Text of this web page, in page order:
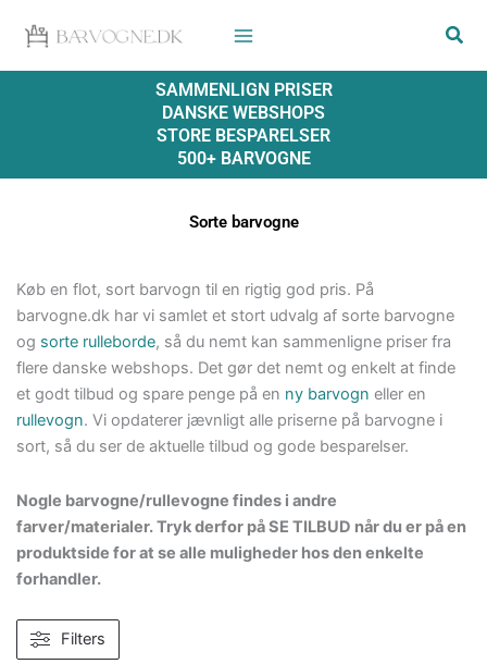
SAMMENLIGN PRISER
DANSKE WEBSHOPS
STORE BESPARELSER
500+ BARVOGNE
Sorte barvogne
Køb en flot, sort barvogn til en rigtig god pris. På
barvogne.dk har vi samlet et stort udvalg af sorte barvogne
og sorte rulleborde, så du nemt kan sammenligne priser fra
flere danske webshops. Det gør det nemt og enkelt at finde
et godt tilbud og spare penge på en ny barvogn eller en
rullevogn. Vi opdaterer jævnligt alle priserne på barvogne i
sort, så du ser de aktuelle tilbud og gode besparelser.
Nogle barvogne/rullevogne findes i andre
farver/materialer. Tryk derfor på SE TILBUD når du er på en
produktside for at se alle muligheder hos den enkelte
forhandler.
Filters